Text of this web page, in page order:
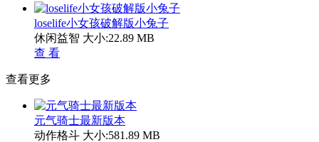
loselife小女孩破解版小兔子
休闲益智 大小:22.89 MB
查 看
查看更多
元气骑士最新版本
动作格斗 大小:581.89 MB